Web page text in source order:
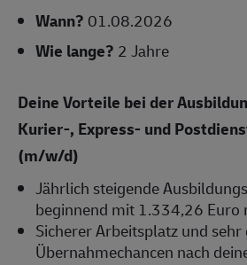
Wann? 01.08.2026
Wie lange? 2 Jahre
Deine Vorteile bei der
Kurier-, Express- und
(m/w/d)
Jährlich steigende
beginnend mit 1.334,26 Euro
Sicherer Arbeitsplatz und sehr
Übernahmechancen nach